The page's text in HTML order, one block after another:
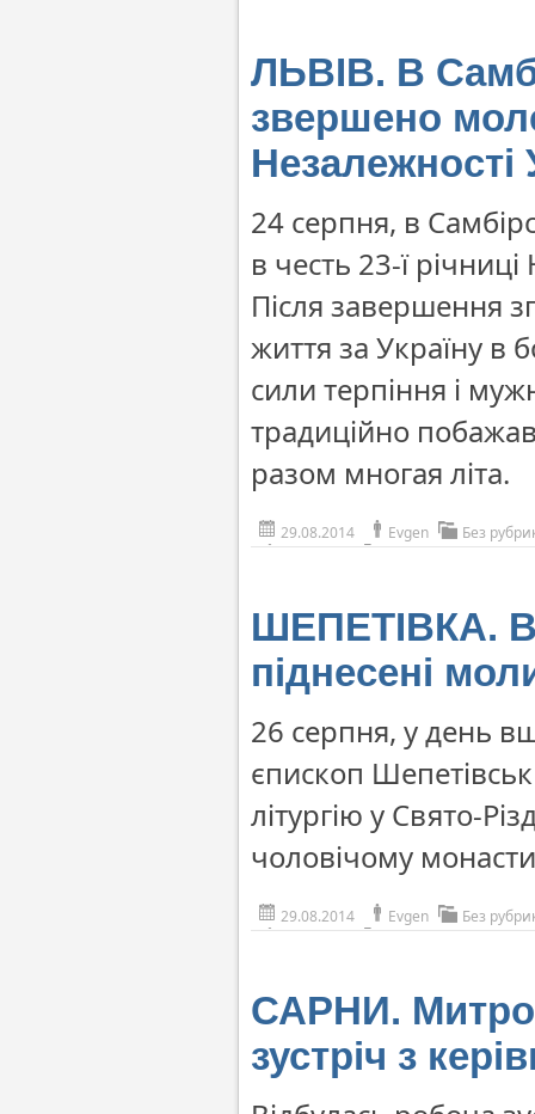
ЛЬВІВ. В
звершено
Незалежності
24 серпня, в
в честь 23-ї
Після завершення
життя за Україну в
сили терпіння і
традиційно
разом многая літа.
29.08.2014 Evgen Без
ШЕПЕТІВКА. В
піднесені
26 серпня, у день
єпископ
літургію у Свято-
чоловічому
29.08.2014 Evgen Без
САРНИ.
зустріч з